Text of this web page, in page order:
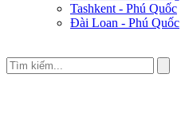
Tashkent - Phú Quốc
Đài Loan - Phú Quốc